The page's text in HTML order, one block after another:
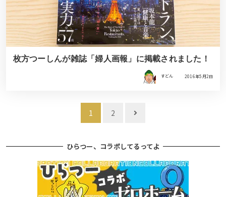
枚方つーしんが雑誌「婦人画報」に掲載されました！
すどん 2016年5月2日
ビ
1 2
ひらつー、コラボしてるってよ